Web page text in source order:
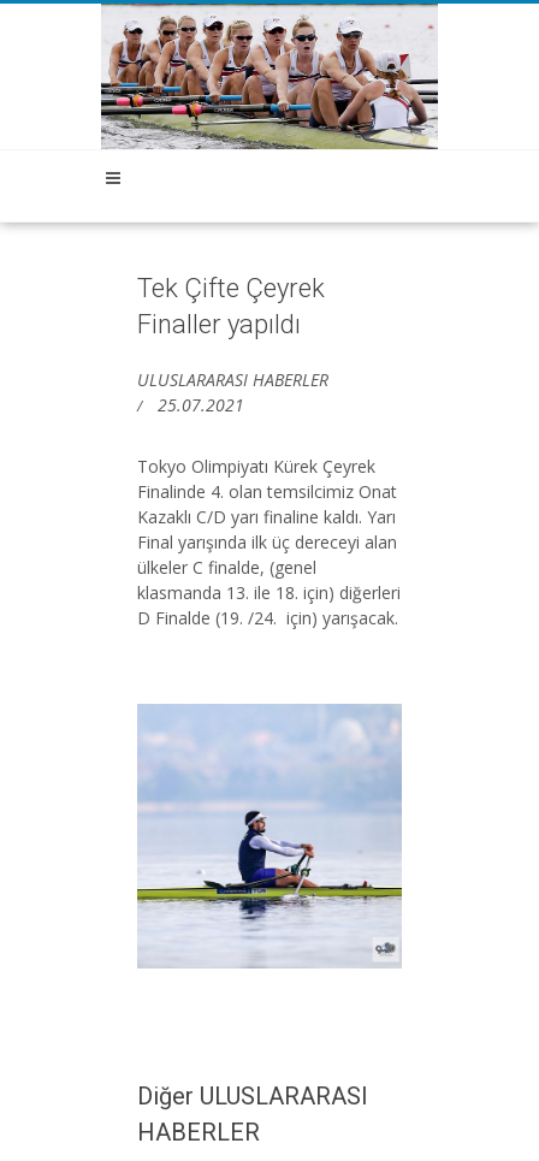
Tek Çifte Çeyrek
Finaller yapıldı
ULUSLARARASI HABERLER
25.07.2021
Tokyo Olimpiyatı Kürek Çeyrek
Finalinde 4. olan temsilcimiz Onat
Kazaklı C/D yarı finaline kaldı. Yarı
Final yarışında ilk üç dereceyi alan
ülkeler C finalde, (genel
klasmanda 13. ile 18. için) diğerleri
D Finalde (19. /24. için) yarışacak.
Diğer ULUSLARARASI
HABERLER